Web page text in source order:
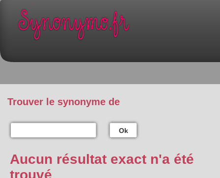
Trouver le synonyme de
Ok
Aucun résultat exact n'a été
trouvé